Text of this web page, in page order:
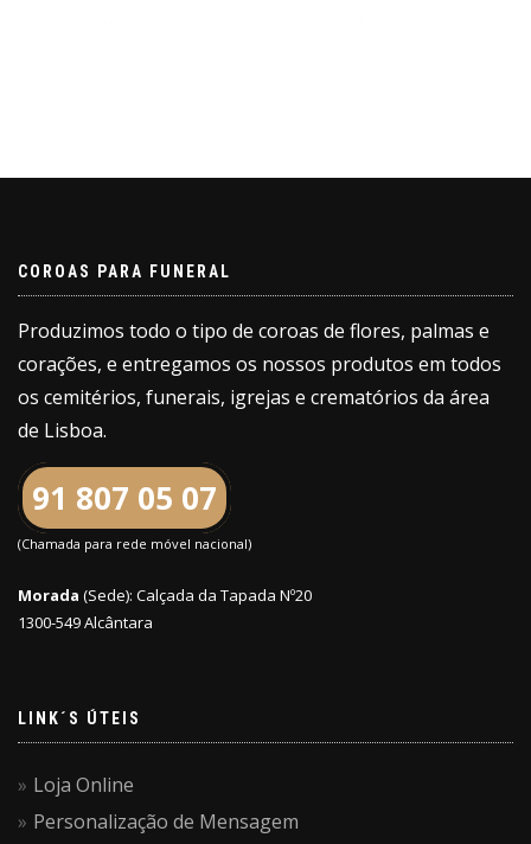
COROAS PARA FUNERAL
Produzimos todo o tipo de coroas de flores, palmas e
corações, e entregamos os nossos produtos em todos
os cemitérios, funerais, igrejas e crematórios da área
de Lisboa.
91 807 05 07
(Chamada para rede móvel nacional)
Morada (Sede): Calçada da Tapada Nº20
1300-549 Alcântara
LINK´S ÚTEIS
Loja Online
Personalização de Mensagem